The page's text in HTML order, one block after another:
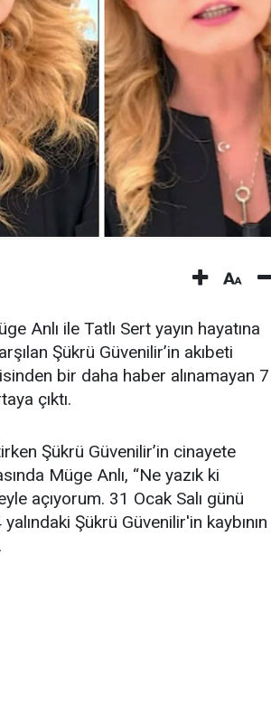
Anlı ile Tatlı Sert yayın hayatına
Şükrü Güvenilir’in akıbeti
bir daha haber alınamayan 7
çıktı.
Şükrü Güvenilir’in cinayete
Müge Anlı, “Ne yazık ki
açıyorum. 31 Ocak Salı günü
Şükrü Güvenilir'in kaybının